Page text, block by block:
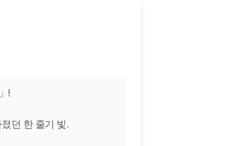
!
던 한 줄기 빛.